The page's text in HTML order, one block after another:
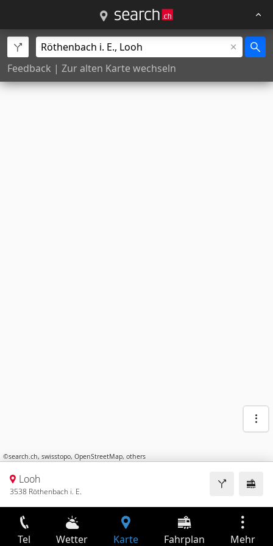
Feedback | Zur alten Karte wechseln
©search.ch, swisstopo, OpenStreetMap, others
Looh
3538 Röthenbach i. E.
Tel Wetter Karte Fahrplan Mehr